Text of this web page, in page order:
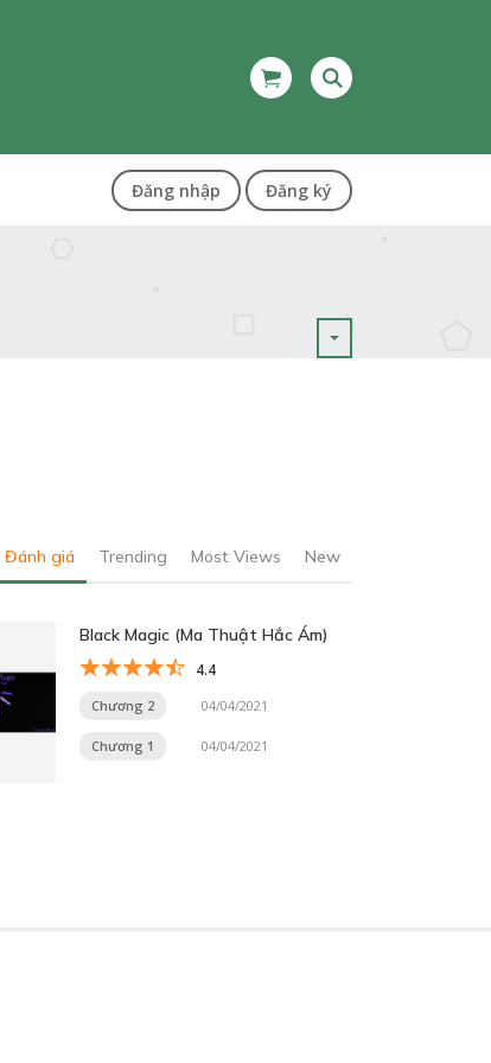
Đăng nhập Đăng ký
Đánh giá Trending Most Views New
Black Magic (Ma Thuật Hắc Ám)
4.4
Chương 2 04/04/2021
Chương 1 04/04/2021